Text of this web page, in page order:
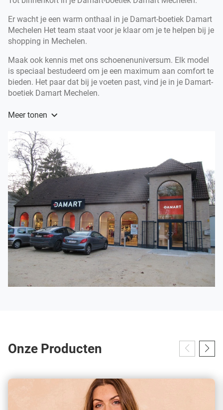
Welkom in de Damart-boetiek Damart Mechelen, je boetiek
voor modekleding en onderkleding in Mechelen.
Al meer dan 60 jaar is DAMART hét topmerk in toffe
onderkleding voor dames, heren en kinderen.
DAMART biedt je een volledig gamma onderkleding voor
de ganse familie aan, met uiteraard het alom gekende
Thermolactyl gebracht in tal van innovaties.
Maak ook kennis met ons schoenenuniversum. Elk model
is speciaal bestudeerd om je een maximum aan comfort te
bieden. Het paar dat bij je voeten past, vind je in je Damart-
boetiek Damart Mechelen.
Er wacht je een warm onthaal in je Damart-boetiek Damart
Mechelen Het team staat voor je klaar om je te helpen bij je
shopping in Mechelen.
Meer tonen
Onze Producten